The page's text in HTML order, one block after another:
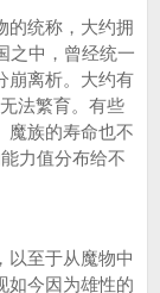
统称，大约拥
之中，曾经统一
崩离析。大约有
法繁育。有些
魔族的寿命也不
力值分布给不
至于从魔物中
如今因为雄性的